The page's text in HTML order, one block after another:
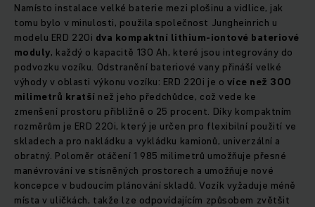
Namísto instalace velké baterie mezi plošinu a vidlice, jak
tomu bylo v minulosti, použila společnost Jungheinrich u
modelu ERD 220i dva kompaktní lithium-iontové bateriové
moduly, každý o kapacitě 130 Ah, které jsou integrovány do
podvozku vozíku. Odstranění bateriové vany přináší velké
výhody v oblasti výkonu vozíku: ERD 220i je o více než 300
milimetrů kratší než jeho předchůdce, což vede ke
zmenšení prostoru přibližně o 25 procent. Díky kompaktním
rozměrům je ERD 220i, který je určen pro flexibilní použití ve
skladech a pro nakládku a vykládku kamionů, univerzální a
obratný. Poloměr otáčení 1 985 milimetrů umožňuje přesné
manévrování ve stísněných prostorech a umožňuje nové
koncepce v budoucím plánování skladů. Vozík vyžaduje méně
místa v uličkách, takže lze odpovídajícím způsobem zvětšit